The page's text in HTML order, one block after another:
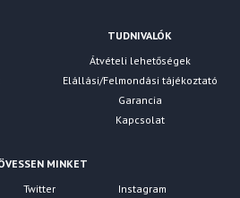
TUDNIVALÓK
Átvételi lehetőségek
Elállási/Felmondási tájékoztató
Garancia
Kapcsolat
MINKET
Twitter Instagram